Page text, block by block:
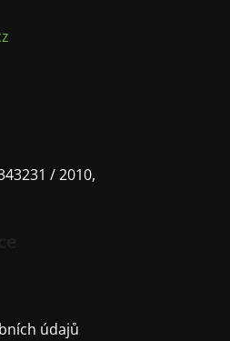
/ 2010,
údajů